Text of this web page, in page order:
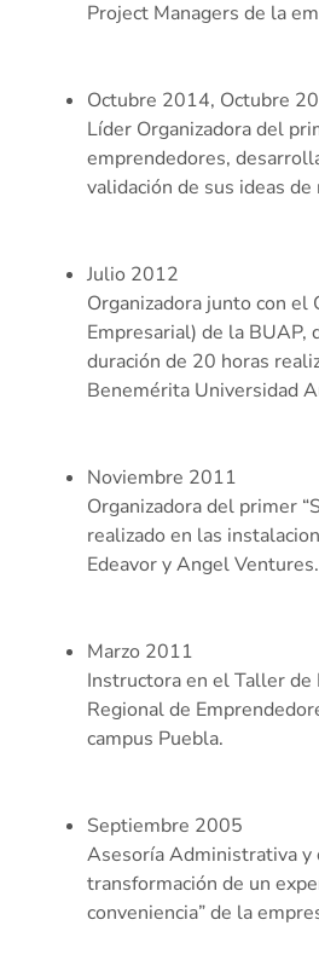
Project Managers de la
Octubre 2014, Octubre
Líder Organizadora del
emprendedores,
validación de sus ideas
Julio 2012
Organizadora junto con el
Empresarial) de la BUAP,
duración de 20 horas
Benemérita Universidad
Noviembre 2011
Organizadora del primer
realizado en las
Edeavor y Angel Ventures.
Marzo 2011
Instructora en el Taller
Regional de
campus Puebla.
Septiembre 2005
Asesoría Administrativa y
transformación de un
conveniencia” de la